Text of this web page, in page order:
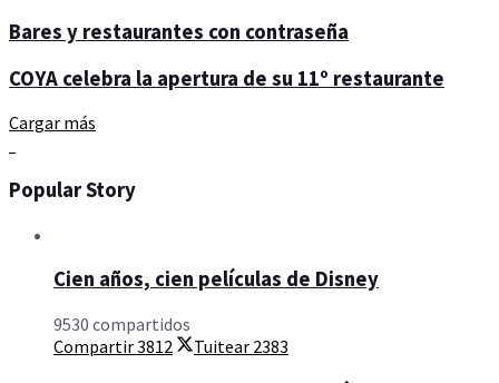
Bares y restaurantes con contraseña
COYA celebra la apertura de su 11º restaurante
Cargar más
Popular Story
Cien años, cien películas de Disney
9530 compartidos
Compartir3812 Tuitear 2383